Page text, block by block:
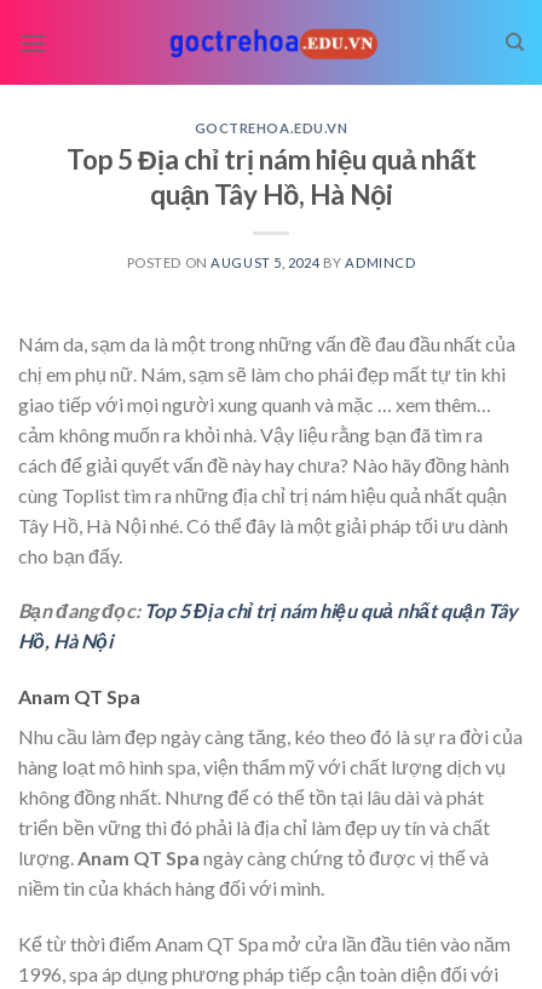
GOCTREHOA.EDU.VN
Top 5 Địa chỉ trị nám hiệu quả nhất
quận Tây Hồ, Hà Nội
POSTED ON AUGUST 5, 2024 BY ADMINCD
Nám da, sạm da là một trong những vấn đề đau đầu nhất của
chị em phụ nữ. Nám, sạm sẽ làm cho phái đẹp mất tự tin khi
giao tiếp với mọi người xung quanh và mặc
… xem thêm…
cảm không muốn ra khỏi nhà. Vậy liệu rằng bạn đã tìm ra
cách để giải quyết vấn đề này hay chưa? Nào hãy đồng hành
cùng Toplist tìm ra những địa chỉ trị nám hiệu quả nhất quận
Tây Hồ, Hà Nội nhé. Có thể đây là một giải pháp tối ưu dành
cho bạn đấy.
Bạn đang đọc: Top 5 Địa chỉ trị nám hiệu quả nhất quận Tây
Hồ, Hà Nội
Anam QT Spa
Nhu cầu làm đẹp ngày càng tăng, kéo theo đó là sự ra đời của
hàng loạt mô hình spa, viện thẩm mỹ với chất lượng dịch vụ
không đồng nhất. Nhưng để có thể tồn tại lâu dài và phát
triển bền vững thì đó phải là địa chỉ làm đẹp uy tín và chất
lượng.Anam QT Spa ngày càng chứng tỏ được vị thế và
niềm tin của khách hàng đối với mình.
Kể từ thời điểm Anam QT Spa mở cửa lần đầu tiên vào năm
1996, spa áp dụng phương pháp tiếp cận toàn diện đối với